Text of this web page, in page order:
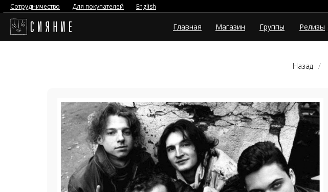
Главная Магазин Группы Релизы
Сотрудничество Для покупателей English
Назад /